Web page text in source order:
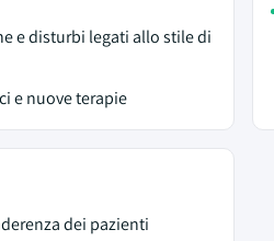
e disturbi legati allo stile di
e nuove terapie
dei pazienti